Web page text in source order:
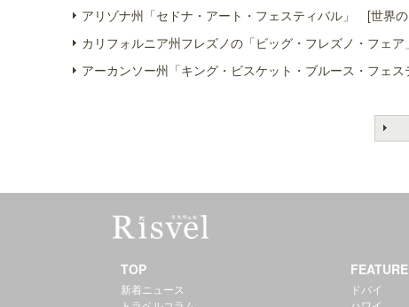
アリゾナ州「セドナ・アート・フェスティバル」 [世界
カリフォルニア州フレズノの「ビッグ・フレズノ・フェ
アーカンソー州「キング・ビスケット・ブルース・フェ
TOP
新着ニュース
FEATURE
ドバイ